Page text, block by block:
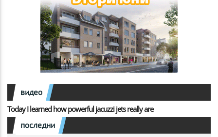
видео
Today I learned how powerful jacuzzi jets really are
последни